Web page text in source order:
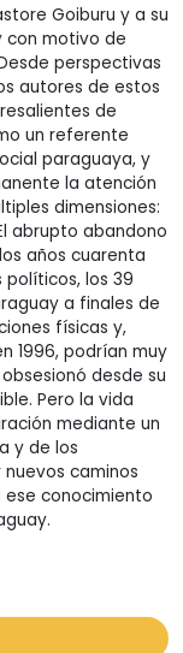
Goiburu y a su
con motivo de
perspectivas
autores de estos
de
un referente
paraguaya, y
la atención
dimensiones:
abrupto abandono
años cuarenta
los 39
a finales de
físicas y,
1996, podrían muy
desde su
Pero la vida
mediante un
y de los
caminos
conocimiento